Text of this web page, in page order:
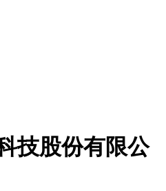
技股份有限公